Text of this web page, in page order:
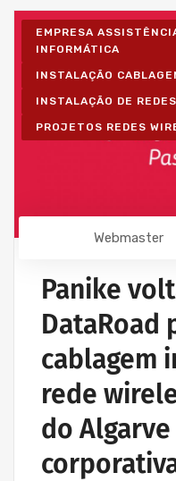
EMPRESA
INFORMÁTICA
INSTALAÇÃO
INSTALAÇÃO DE
PROJETOS REDES
Webmaster
Panike
DataRoad
cablagem
rede
do